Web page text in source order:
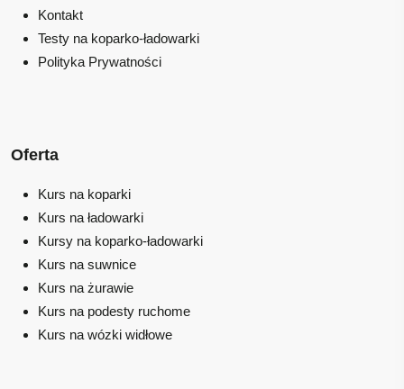
Kontakt
Testy na koparko-ładowarki
Polityka Prywatności
Oferta
Kurs na koparki
Kurs na ładowarki
Kursy na koparko-ładowarki
Kurs na suwnice
Kurs na żurawie
Kurs na podesty ruchome
Kurs na wózki widłowe